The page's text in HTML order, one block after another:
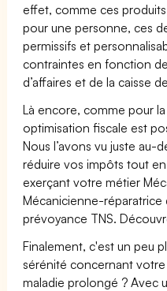
effet, comme ces
pour une personne, ces
permissifs et
contraintes en fonction
d’affaires et de la caisse
Là encore, comme pour
optimisation fiscale est
Nous l’avons vu juste au-
réduire vos impôts tout
exerçant votre métier
Mécanicienne-réparatrice
prévoyance TNS.
Finalement, c'est un peu
sérénité concernant votre
maladie prolongé ? Avec